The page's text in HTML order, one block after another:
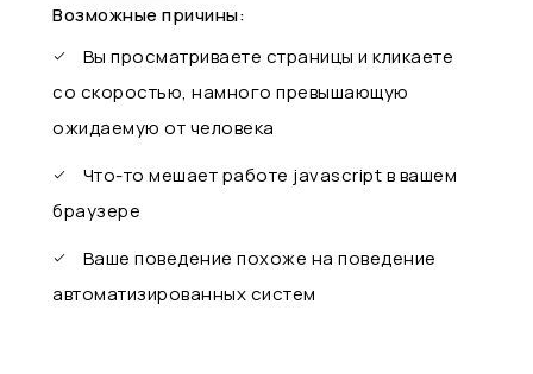
Возможные причины:
Вы просматриваете страницы и кликаете
со скоростью, намного превышающую
ожидаемую от человека
Что-то мешает работе javascript в вашем
браузере
Ваше поведение похоже на поведение
автоматизированных систем